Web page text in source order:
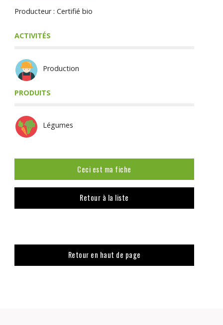
Producteur : Certifié bio
ACTIVITÉS
Production
PRODUITS
Légumes
Ceci est ma fiche
Retour à la liste
Retour en haut de page